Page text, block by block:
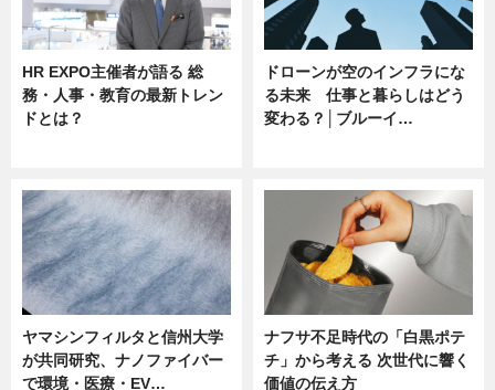
HR EXPO主催者が語る 総
務・人事・教育の最新トレン
ドとは？
ドローンが空のインフラにな
る未来 仕事と暮らしはどう
変わる？│ブルーイ…
ヤマシンフィルタと信州大学
が共同研究、ナノファイバー
で環境・医療・EV…
ナフサ不足時代の「白黒ポテ
チ」から考える 次世代に響く
価値の伝え方